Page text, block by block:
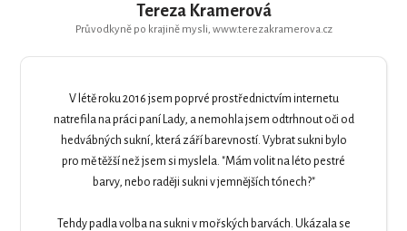
Tereza Kramerová
Průvodkyně po krajině mysli, www.terezakramerova.cz
V létě roku 2016 jsem poprvé prostřednictvím internetu
natrefila na práci paní Lady, a nemohla jsem odtrhnout oči od
hedvábných sukní, která září barevností. Vybrat sukni bylo
pro mě těžší než jsem si myslela. "Mám volit na léto pestré
barvy, nebo raději sukni v jemnějších tónech?"
Tehdy padla volba na sukni v mořských barvách. Ukázala se